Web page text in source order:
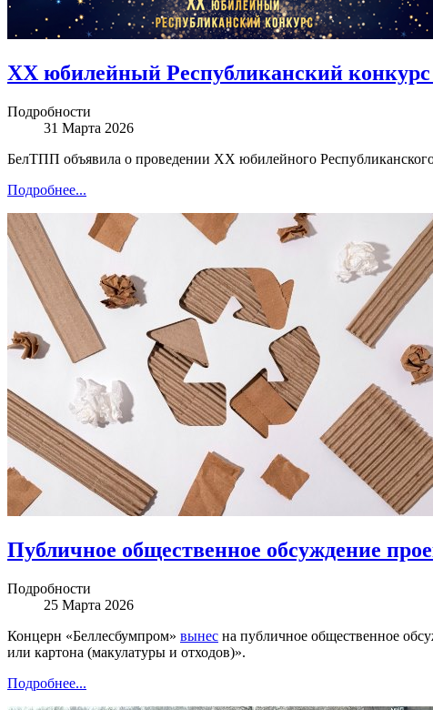
ХХ юбилейный Республиканский конкурс
Подробности
31 Марта 2026
БелТПП объявила о проведении ХХ юбилейного
Подробнее...
Публичное общественное обсуждение
Подробности
25 Марта 2026
Концерн «Беллесбумпром» вынес на публичное общественное
или картона (макулатуры и отходов)».
Подробнее...